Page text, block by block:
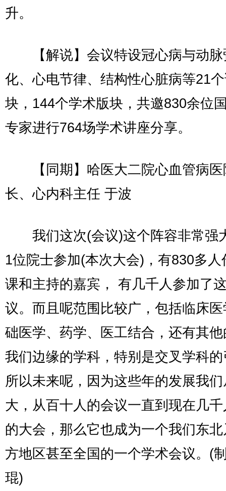
升。
【解说】会议特设冠心病与动脉
化、心电节律、结构性心脏病等21
块，144个学术版块，共邀830余位
专家进行764场学术讲座分享。
【同期】哈医大二院心血管病医
长、心内科主任 于波
我们这次(会议)这个阵容非常强
1位院士参加(本次大会)，有830多人
课和主持的嘉宾， 有几千人参加了
议。而且呢范围比较广，包括临床
础医学、药学、医工结合，还有其
我们边缘的学科，特别是交叉学科
所以未来呢，因为这些年的发展我
大，从百十人的会议一直到现在几
的大会，那么它也成为一个我们东
方地区甚至全国的一个学术会议。(
琨)